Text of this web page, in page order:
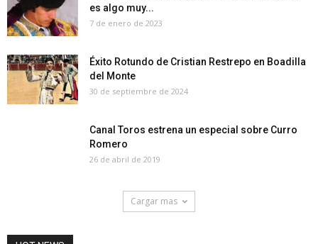
es algo muy...
7 de enero de 2023
Éxito Rotundo de Cristian Restrepo en Boadilla
del Monte
30 de septiembre de 2024
Canal Toros estrena un especial sobre Curro
Romero
26 de abril de 2019
Cargar mas